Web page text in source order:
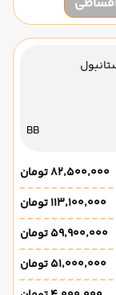
BB
۸۲٬۵۰۰٬۰۰۰ تومان
۱۱۳٬۱۰۰٬۰۰۰ تومان
۵۹٬۹۰۰٬۰۰۰ تومان
۵۱٬۰۰۰٬۰۰۰ تومان